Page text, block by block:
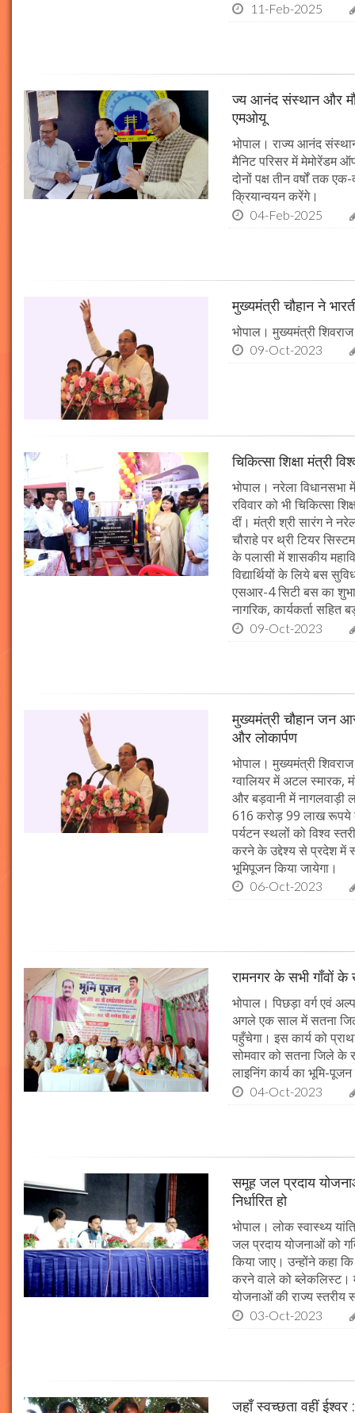
11-Feb-2025
ज्य आनंद संस्थान और
एमओयू
भोपाल। राज्य आनंद
मैनिट परिसर में मेमोरेंडम
दोनों पक्ष तीन वर्षों तक
क्रियान्वयन करेंगे।
04-Feb-2025
मुख्यमंत्री चौहान ने
भोपाल। मुख्यमंत्री
09-Oct-2023
चिकित्सा शिक्षा मंत्री
भोपाल। नरेला विधानसभा
रविवार को भी चिकित्सा
दीं। मंत्री श्री सारंग ने
चौराहे पर थ्री टियर
के पलासी में शासकीय
विद्यार्थियों के लिये बस
एसआर-4 सिटी बस का
नागरिक, कार्यकर्ता सहित
09-Oct-2023
मुख्यमंत्री चौहान जन
और लोकार्पण
भोपाल। मुख्यमंत्री
ग्वालियर में अटल स्मारक,
और बड़वानी में
616 करोड़ 99 लाख रूपये
पर्यटन स्थलों को विश्व
करने के उद्देश्य से प्रदेश में
भूमिपूजन किया जायेगा।
06-Oct-2023
रामनगर के सभी गाँवों
भोपाल। पिछड़ा वर्ग एवं
अगले एक साल में सतना
पहुँचेगा। इस कार्य को
सोमवार को सतना जिले के
लाइनिंग कार्य का भूमि-
04-Oct-2023
समूह जल प्रदाय
निर्धारित हो
भोपाल। लोक स्वास्थ्य
जल प्रदाय योजनाओं को
किया जाए। उन्होंने कहा
करने वाले को ब्लेकलिस्ट।
योजनाओं की राज्य स्तरीय
03-Oct-2023
जहाँ स्वच्छता वहीं ईश्वर